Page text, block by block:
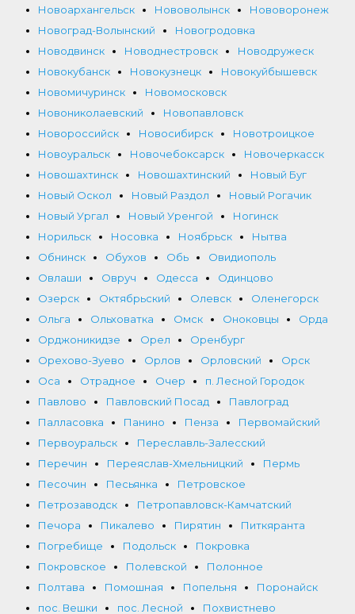
Новоархангельск
Нововолынск
Нововоронеж
Новоград-Волынский
Новогродовка
Новодвинск
Новоднестровск
Новодружеск
Новокубанск
Новокузнецк
Новокуйбышевск
Новомичуринск
Новомосковск
Новониколаевский
Новопавловск
Новороссийск
Новосибирск
Новотроицкое
Новоуральск
Новочебоксарск
Новочеркасск
Новошахтинск
Новошахтинский
Новый Буг
Новый Оскол
Новый Раздол
Новый Рогачик
Новый Ургал
Новый Уренгой
Ногинск
Норильск
Носовка Ноябрьск
Нытва
Обнинск
Обухов Обь
Овидиополь
Овлаши
Овруч Одесса
Одинцово
Озерск
Октябрьский Олевск
Оленегорск
Ольга
Ольховатка Омск Оноковцы
Орда
Орджоникидзе
Орел
Оренбург
Орехово-Зуево
Орлов Орловский
Орск
Оса
Отрадное Очер
п. Лесной Городок
Павлово
Павловский Посад
Павлоград
Палласовка
Панино Пенза
Первомайский
Первоуральск
Переславль-Залесский
Перечин
Переяслав-Хмельницкий
Пермь
Песочин
Песьянка
Петровское
Петрозаводск
Петропавловск-Камчатский
Печора
Пикалево Пирятин
Питкяранта
Погребище
Подольск
Покровка
Покровское
Полевской
Полонное
Полтава
Помошная Попельня
Поронайск
пос. Вешки
пос. Лесной Похвистнево